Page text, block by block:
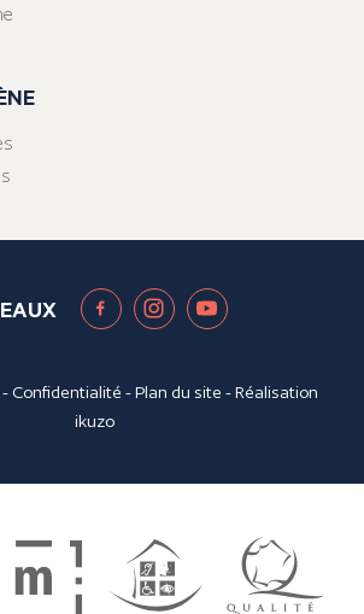
- Confidentialité -Plan du site - Réalisation
ikuzo